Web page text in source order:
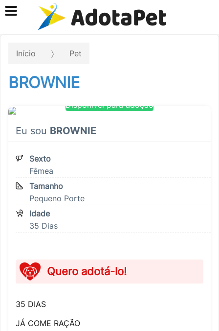
Início Pet
BROWNIE
Disponível para adoção
Eu sou BROWNIE
Sexto
Fêmea
Tamanho
Pequeno Porte
Idade
35 Dias
Quero adotá-lo!
35 DIAS
JÁ COME RAÇÃO
Nome completo